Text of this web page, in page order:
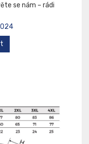
se nám – rádi